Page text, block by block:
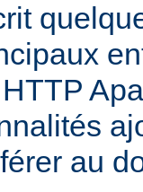
au